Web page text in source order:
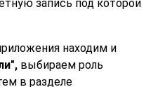
запись под которой
находим и
выбираем роль
в разделе